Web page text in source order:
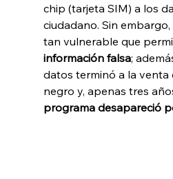
chip (tarjeta SIM) a los
ciudadano. Sin
tan vulnerable que
información falsa;
datos terminó a la venta
negro y, apenas tres
programa desapareció